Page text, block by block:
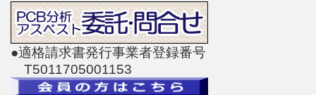
●適格請求書発行事業者登録番号
T5011705001153